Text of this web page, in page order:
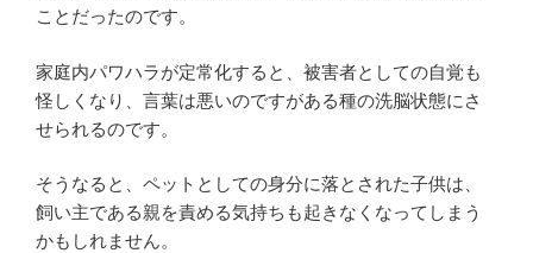
ことだったのです。
家庭内パワハラが定常化すると、被害者としての自覚も
怪しくなり、言葉は悪いのですがある種の洗脳状態にさ
せられるのです。
そうなると、ペットとしての身分に落とされた子供は、
飼い主である親を責める気持ちも起きなくなってしまう
かもしれません。